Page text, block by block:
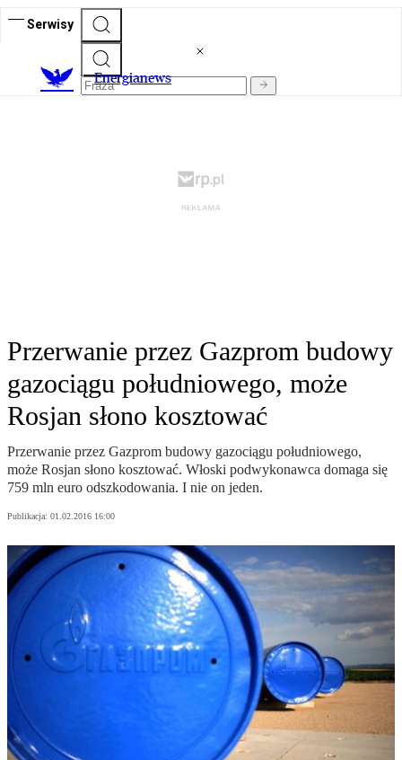
Serwisy
Energianews
Przerwanie przez Gazprom budowy
gazociągu południowego, może
Rosjan słono kosztować
Przerwanie przez Gazprom budowy gazociągu południowego,
może Rosjan słono kosztować. Włoski podwykonawca domaga się
759 mln euro odszkodowania. I nie on jeden.
Publikacja: 01.02.2016 16:00